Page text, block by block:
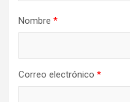
Nombre *
Correo electrónico *